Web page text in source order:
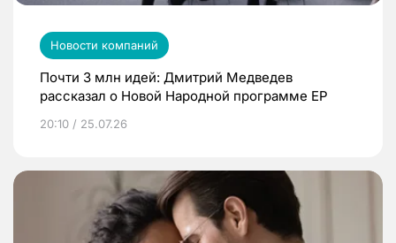
Новости компаний
Почти 3 млн идей: Дмитрий Медведев
рассказал о Новой Народной программе ЕР
20:10 / 25.07.26